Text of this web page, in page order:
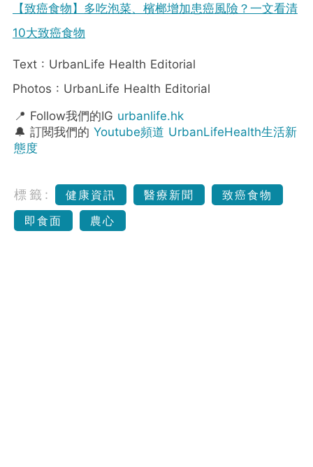
【致癌食物】多吃泡菜、檳榔增加患癌風險？一文看清
10大致癌食物
Text : UrbanLife Health Editorial
Photos : UrbanLife Health Editorial
📍 Follow我們的IG urbanlife.hk
🔔 訂閱我們的 Youtube頻道 UrbanLifeHealth生活新
態度
標籤: 健康資訊 醫療新聞
致癌食物
即食面
農心